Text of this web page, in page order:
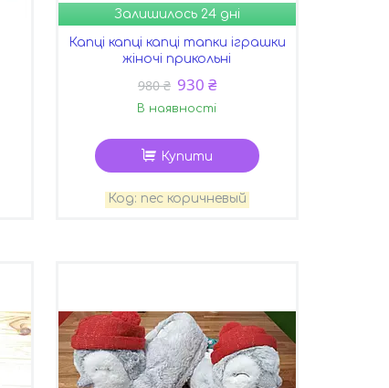
Залишилось 24 дні
Капці капці капці тапки іграшки
жіночі прикольні
980 ₴ 930 ₴
В наявності
Купити
пес коричневый